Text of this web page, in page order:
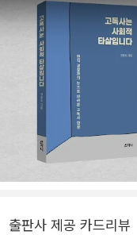
출판사 제공 카드리뷰